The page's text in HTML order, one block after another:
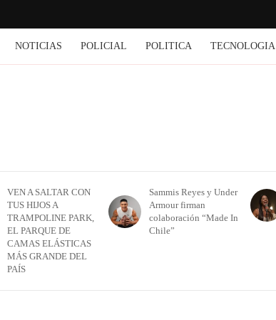
NOTICIAS POLICIAL POLITICA TECNOLOGIA
VEN A SALTAR CON
TUS HIJOS A
TRAMPOLINE PARK,
EL PARQUE DE
CAMAS ELÁSTICAS
MÁS GRANDE DEL
PAÍS
Sammis Reyes y Under
Armour firman
colaboración “Made In
Chile”